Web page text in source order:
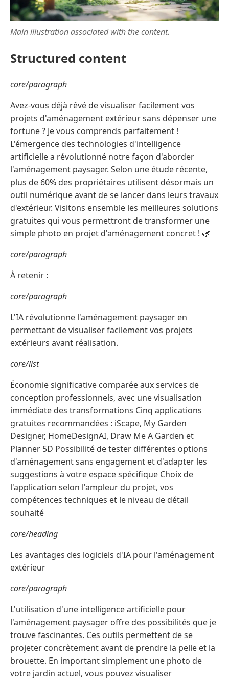
Main illustration associated with the content.
Structured content
core/paragraph
Avez-vous déjà rêvé de visualiser facilement vos
projets d'aménagement extérieur sans dépenser une
fortune ? Je vous comprends parfaitement !
L'émergence des technologies d'intelligence
artificielle a révolutionné notre façon d'aborder
l'aménagement paysager. Selon une étude récente,
plus de 60% des propriétaires utilisent désormais un
outil numérique avant de se lancer dans leurs travaux
d'extérieur. Visitons ensemble les meilleures solutions
gratuites qui vous permettront de transformer une
simple photo en projet d'aménagement concret ! 🌿
core/paragraph
À retenir :
core/paragraph
L'IA révolutionne l'aménagement paysager en
permettant de visualiser facilement vos projets
extérieurs avant réalisation.
core/list
Économie significative comparée aux services de
conception professionnels, avec une visualisation
immédiate des transformations Cinq applications
gratuites recommandées : iScape, My Garden
Designer, HomeDesignAI, Draw Me A Garden et
Planner 5D Possibilité de tester différentes options
d'aménagement sans engagement et d'adapter les
suggestions à votre espace spécifique Choix de
l'application selon l'ampleur du projet, vos
compétences techniques et le niveau de détail
souhaité
core/heading
Les avantages des logiciels d'IA pour l'aménagement
extérieur
core/paragraph
L'utilisation d'une intelligence artificielle pour
l'aménagement paysager offre des possibilités que je
trouve fascinantes. Ces outils permettent de se
projeter concrètement avant de prendre la pelle et la
brouette. En important simplement une photo de
votre jardin actuel, vous pouvez visualiser